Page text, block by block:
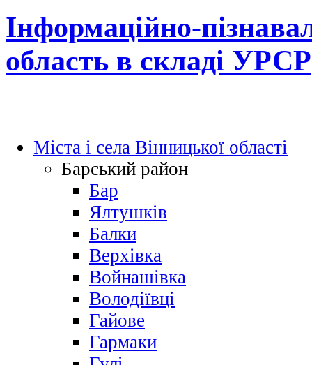
Інформаційно-
область в складі УРСР
Міста і села Вінницької області
Барський район
Бар
Ялтушків
Балки
Верхівка
Войнашівка
Володіївці
Гайове
Гармаки